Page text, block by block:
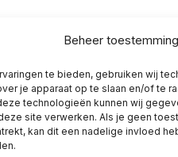
Beheer toestemming
te bieden, gebruiken wij
je apparaat op te slaan en/of te
technologieën kunnen wij
site verwerken. Als je geen
kan dit een nadelige invloed